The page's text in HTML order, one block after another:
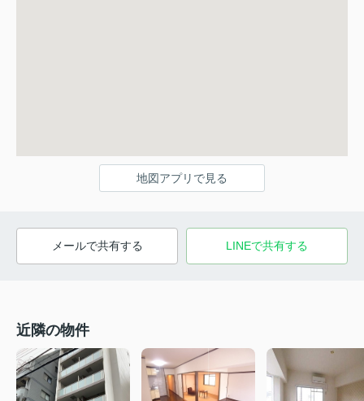
地図アプリで見る
メールで共有する LINEで共有する
近隣の物件